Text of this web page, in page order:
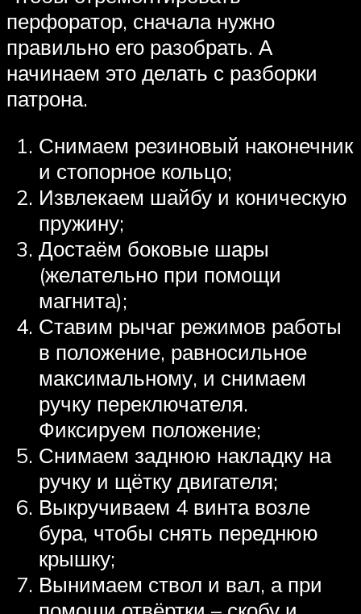
перфоратор, сначала нужно
правильно его разобрать. А
начинаем это делать с разборки
патрона.
Снимаем резиновый наконечник
и стопорное кольцо;
Извлекаем шайбу и коническую
пружину;
Достаём боковые шары
(желательно при помощи
магнита);
Ставим рычаг режимов работы
в положение, равносильное
максимальному, и снимаем
ручку переключателя.
Фиксируем положение;
Снимаем заднюю накладку на
ручку и щётку двигателя;
Выкручиваем 4 винта возле
бура, чтобы снять переднюю
крышку;
Вынимаем ствол и вал, а при